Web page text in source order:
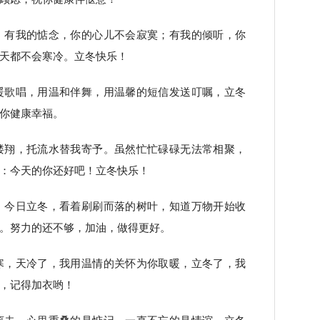
我的惦念，你的心儿不会寂寞；有我的倾听，你
都不会寒冷。立冬快乐！
唱，用温和伴舞，用温馨的短信发送叮嘱，立冬
健康幸福。
，托流水替我寄予。虽然忙忙碌碌无法常相聚，
今天的你还好吧！立冬快乐！
日立冬，看着刷刷而落的树叶，知道万物开始收
努力的还不够，加油，做得更好。
天冷了，我用温情的关怀为你取暖，立冬了，我
记得加衣哟！